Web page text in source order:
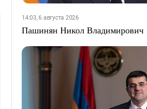
14:03, 6 августа 2026
Пашинян Никол Владимирович